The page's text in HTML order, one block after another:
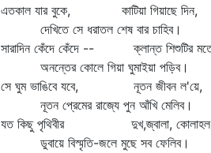
এতকাল যার বুকে, কাটিয়া গিয়াছে দিন,
দেখিতে সে ধরাতল শেষ বার চাহিব।
সারাদিন কেঁদে কেঁদে -- ক্লান্ত শিশুটির
অনন্তের কোলে গিয়া ঘুমাইয়া পড়িব।
সে ঘুম ভাঙিবে যবে, নূতন জীবন ল'য়ে,
নূতন প্রেমের রাজ্যে পুন আঁখি মেলিব।
যত কিছু পৃথিবীর দুখ,জ্বালা,
ডুবায়ে বিস্মৃতি-জলে মুছে সব ফেলিব।